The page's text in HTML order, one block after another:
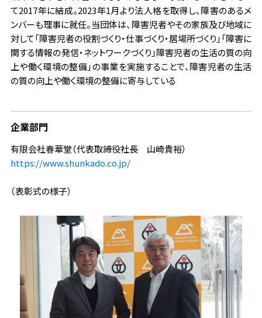
て2017年に結成。2023年1月より法人格を取得し、障害のあるメ
ンバーも理事に就任。当団体は、障害児者やその家族及び地域に
対して「障害児者の役割づくり・仕事づくり・居場所づくり」「障害に
関する情報の発信・ネットワークづくり」障害児者の生活の質の向
上や働く環境の整備」の事業を実施することで、障害児者の生活
の質の向上や働く環境の整備に寄与している
企業部門
有限会社春華堂（代表取締役社長 山崎貴裕）
https://www.shunkado.co.jp/
（表彰式の様子）